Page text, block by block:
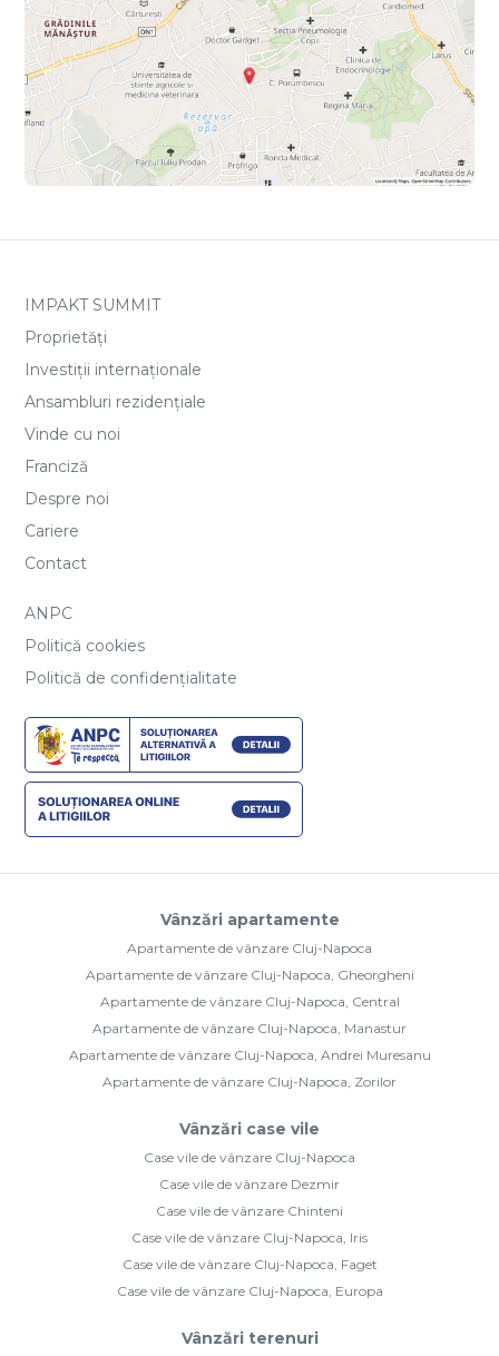
IMPAKT SUMMIT
Proprietăți
Investiții internaționale
Ansambluri rezidențiale
Vinde cu noi
Franciză
Despre noi
Cariere
Contact
ANPC
Politică cookies
Politică de confidențialitate
Vânzări apartamente
Apartamente de vânzare Cluj-Napoca
Apartamente de vânzare Cluj-Napoca, Gheorgheni
Apartamente de vânzare Cluj-Napoca, Central
Apartamente de vânzare Cluj-Napoca, Manastur
Apartamente de vânzare Cluj-Napoca, Andrei Muresanu
Apartamente de vânzare Cluj-Napoca, Zorilor
Vânzări case vile
Case vile de vânzare Cluj-Napoca
Case vile de vânzare Dezmir
Case vile de vânzare Chinteni
Case vile de vânzare Cluj-Napoca, Iris
Case vile de vânzare Cluj-Napoca, Faget
Case vile de vânzare Cluj-Napoca, Europa
Vânzări terenuri